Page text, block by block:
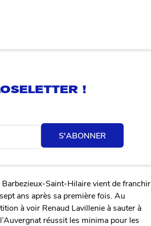
S'ABONNER
Saint-Hilaire vient de franchir
ans après sa première fois. Au
à voir Renaud Lavillenie à sauter à
réussit les minima pour les